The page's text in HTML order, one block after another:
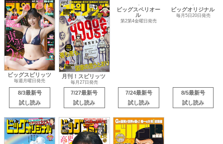
ビッグスピリッツ
毎週月曜日発売
8/3最新号
試し読み
月刊！スピリッツ
毎月27日発売
7/27最新号
試し読み
第2第4金曜日発売
7/24最新号
試し読み
8/5最新号
試し読み